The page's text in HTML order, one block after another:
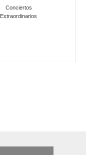
Conciertos
Extraordinarios